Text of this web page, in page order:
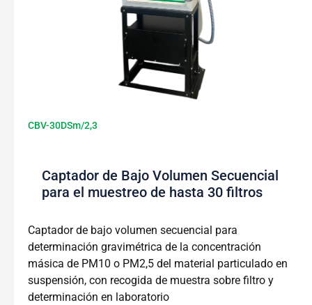
CBV-30DSm/2,3
Captador de Bajo Volumen Secuencial
para el muestreo de hasta 30 filtros
Captador de bajo volumen secuencial para
determinación gravimétrica de la concentración
másica de PM10 o PM2,5 del material particulado en
suspensión, con recogida de muestra sobre filtro y
determinación en laboratorio